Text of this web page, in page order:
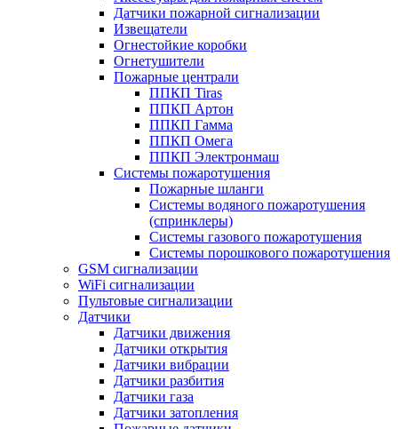
Датчики пожарной сигнализации
Извещатели
Огнестойкие коробки
Огнетушители
Пожарные централи
ППКП Tiras
ППКП Артон
ППКП Гамма
ППКП Омега
ППКП Электронмаш
Системы пожаротушения
Пожарные шланги
Системы водяного пожаротушения
(спринклеры)
Системы газового пожаротушения
Системы порошкового пожаротушения
GSM сигнализации
WiFi сигнализации
Пультовые сигнализации
Датчики
Датчики движения
Датчики открытия
Датчики вибрации
Датчики разбития
Датчики газа
Датчики затопления